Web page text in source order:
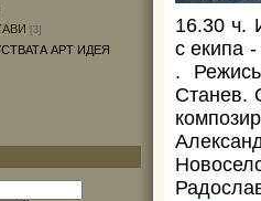
[3]
АРТ ИДЕЯ
16.30 ч.
с екипа
.
Станев.